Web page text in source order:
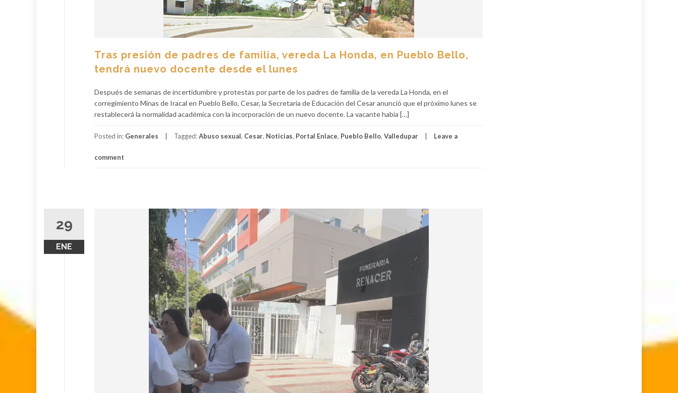
Tras presión de padres de familia, vereda La Honda, en Pueblo Bello,
tendrá nuevo docente desde el lunes
Después de semanas de incertidumbre y protestas por parte de los padres de familia de la vereda La Honda, en el
corregimiento Minas de Iracal en Pueblo Bello, Cesar, la Secretaría de Educación del Cesar anunció que el próximo lunes se
restablecerá la normalidad académica con la incorporación de un nuevo docente. La vacante había […]
Posted in: Generales Tagged:Abuso sexual, Cesar, Noticias, Portal Enlace, Pueblo Bello, Valledupar Leave a
comment
29
ENE